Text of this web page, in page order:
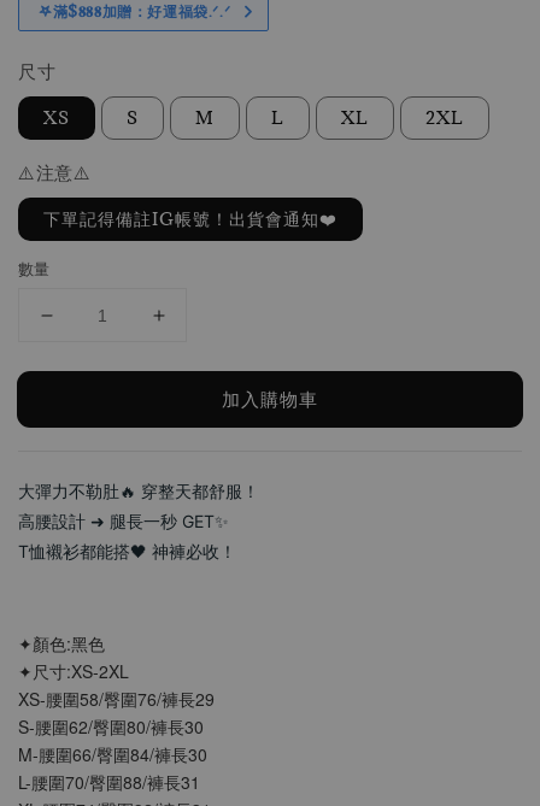
𖤐滿$𝟖𝟖𝟖加贈：好運福袋.ᐟ‪.ᐟ
尺寸
XS S M L XL 2XL
⚠️注意⚠️
下單記得備註IG帳號！出貨會通知❤️
數量
加入購物車
大彈力不勒肚🔥 穿整天都舒服！
高腰設計 ➜ 腿長一秒 GET✨
T恤襯衫都能搭🖤 神褲必收！
✦顏色:黑色
✦尺寸:XS-2XL
XS-腰圍58/臀圍76/褲長29
S-腰圍62/臀圍80/褲長30
M-腰圍66/臀圍84/褲長30
L-腰圍70/臀圍88/褲長31